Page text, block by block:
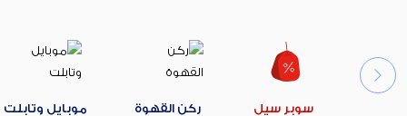
سوبر سيل ركن القهوة موبايل وتابلت